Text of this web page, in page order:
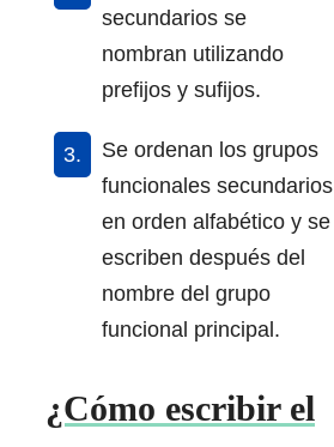
secundarios se
nombran utilizando
prefijos y sufijos.
Se ordenan los grupos
funcionales secundarios
en orden alfabético y se
escriben después del
nombre del grupo
funcional principal.
¿Cómo escribir el